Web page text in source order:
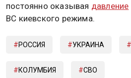
постоянно оказывая давление
ВС киевского режима.
РОССИЯ УКРАИНА
КОЛУМБИЯ СВО